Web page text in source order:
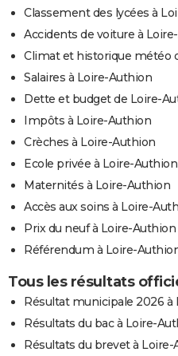
Classement des lycées à
Accidents de voiture à
Climat et historique météo
Salaires à Loire-Authion
Dette et budget de Loire-
Impôts à Loire-Authion
Crèches à Loire-Authion
Ecole privée à Loire-Authion
Maternités à Loire-Authion
Accès aux soins à Loire-
Prix du neuf à Loire-Authion
Référendum à Loire-
Tous les résultats
Résultat municipale 2026 à
Résultats du bac à Loire-
Résultats du brevet à Loire-